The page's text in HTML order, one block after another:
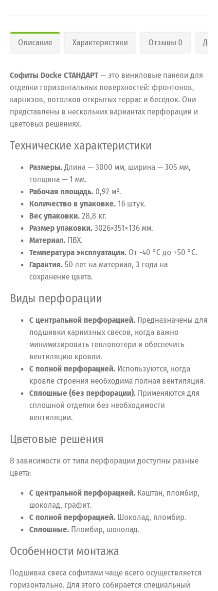
Описание Характеристики Отзывы 0
Софиты Docke СТАНДАРТ— это виниловые панели для
отделки горизонтальных поверхностей: фронтонов,
карнизов, потолков открытых террас и беседок. Они
представлены в нескольких вариантах перфорации и
цветовых решениях.
Технические характеристики
Размеры.Длина — 3000 мм, ширина — 305 мм,
толщина — 1 мм.
Рабочая площадь. 0,92 м².
Количество в упаковке.16 штук.
Вес упаковки.28,8 кг.
Размер упаковки.3026×351×136 мм.
Материал. ПВХ.
Температура эксплуатации. От -40 °C до +50 °C.
Гарантия.50 лет на материал, 3 года на
сохранение цвета.
Виды перфорации
С центральной перфорацией. Предназначены для
подшивки карнизных свесов, когда важно
минимизировать теплопотери и обеспечить
вентиляцию кровли.
С полной перфорацией. Используются, когда
кровле строения необходима полная вентиляция.
Сплошные (без перфорации). Применяются для
сплошной отделки без необходимости
вентиляции.
Цветовые решения
В зависимости от типа перфорации доступны разные
цвета:
С центральной перфорацией. Каштан, пломбир,
шоколад, графит.
С полной перфорацией. Шоколад, пломбир.
Сплошные. Пломбир, шоколад.
Особенности монтажа
Подшивка свеса софитами чаще всего осуществляется
горизонтально. Для этого собирается специальный